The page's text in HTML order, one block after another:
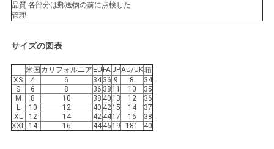
品質
管理
各部分は郵送物の前に点検した
サイズの図表
米国 カリフォルニア EU FA JPAU/UK箱
XS
4 6 3436 9 8
34
S
6 8 36 38 11 10
35
M
8 10 38 40 13 12
36
L
10 12 40 4215 14
37
XL
12 14 42 4417 16
38
XXL 14 16 4446 19 181 40